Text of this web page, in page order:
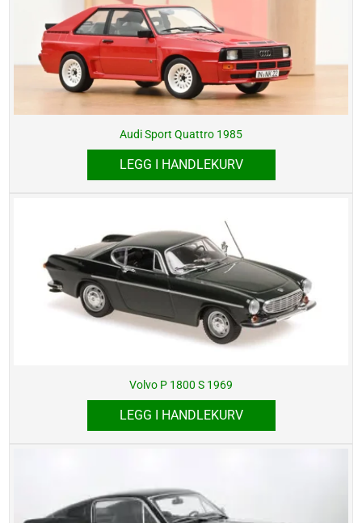
Audi Sport Quattro 1985
LEGG I HANDLEKURV
Volvo P 1800 S 1969
LEGG I HANDLEKURV